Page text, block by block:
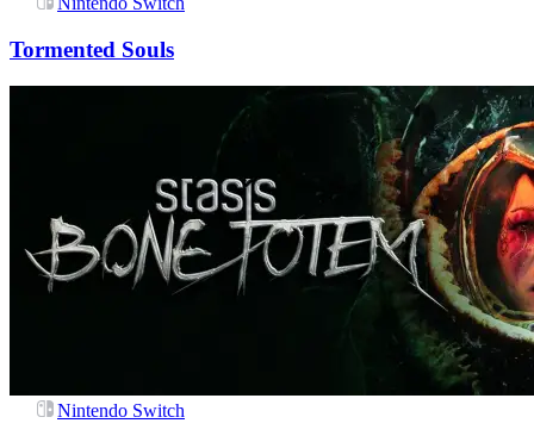
Tormented Souls
Nintendo Switch